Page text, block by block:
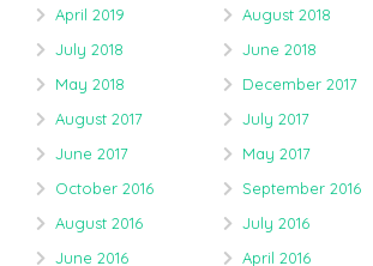
April 2019
August 2018
July 2018
June 2018
May 2018
December 2017
August 2017
July 2017
June 2017
May 2017
October 2016
September 2016
August 2016
July 2016
June 2016
April 2016